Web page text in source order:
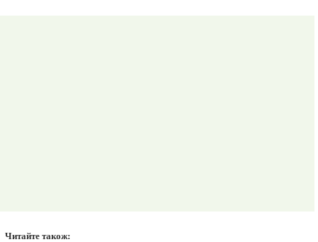
Читайте також: